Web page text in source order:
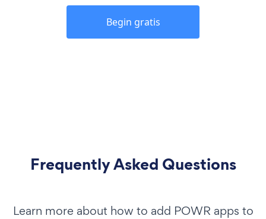
Begin gratis
Frequently Asked Questions
Learn more about how to add POWR apps to